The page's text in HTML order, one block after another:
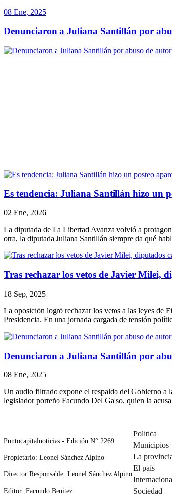
08 Ene, 2025
Denunciaron a Juliana Santillán por
Es tendencia: Juliana Santillán hizo un
02 Ene, 2026
La diputada de La Libertad Avanza volvió a
otra, la diputada Juliana Santillán siempre da qué
Tras rechazar los vetos de Javier Milei,
18 Sep, 2025
La oposición logró rechazar los vetos a las leyes de
Presidencia. En una jornada cargada de tensión
Denunciaron a Juliana Santillán por
08 Ene, 2025
Un audio filtrado expone el respaldo del Gobierno a
legislador porteño Facundo Del Gaiso, quien la
Puntocapitalnoticias - Edición N° 2269
Propietario: Leonel Sánchez Alpino
Director Responsable: Leonel Sánchez Alpino
Editor: Facundo Benitez
Política
Municipios
La provincia
El país
Sociedad